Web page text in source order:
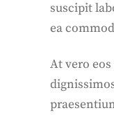
suscipit
ea
At vero